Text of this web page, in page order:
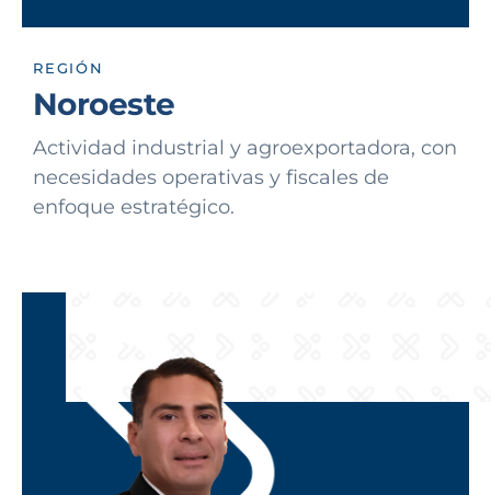
REGIÓN
Noroeste
Actividad industrial y agroexportadora, con
necesidades operativas y fiscales de
enfoque estratégico.